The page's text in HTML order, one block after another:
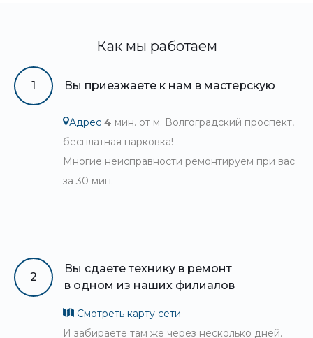
Как мы работаем
1 Вы приезжаете к нам в мастерскую
Адрес 4 мин. от м. Волгоградский проспект,
бесплатная парковка!
Многие неисправности ремонтируем при вас
за 30 мин.
2
Вы сдаете технику в ремонт
в одном из наших филиалов
Смотреть карту сети
И забираете там же через несколько дней.